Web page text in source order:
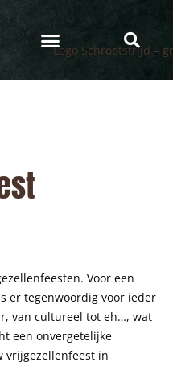
Voor een
er tegenwoordig voor ieder
van cultureel tot eh…, wat
een onvergetelijke
vrijgezellenfeest in